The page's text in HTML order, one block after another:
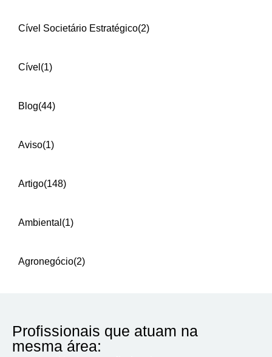
Cível Societário Estratégico(2)
Cível (1)
Blog(44)
Aviso(1)
Artigo(148)
Ambiental (1)
Agronegócio(2)
Profissionais que atuam na
mesma área: